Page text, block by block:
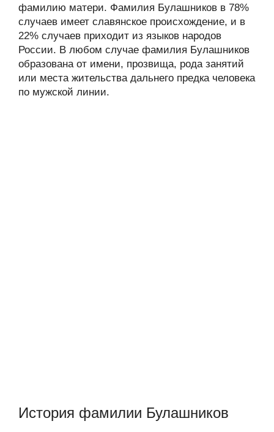
фамилию матери. Фамилия Булашников в 78%
случаев имеет славянское происхождение, и в
22% случаев приходит из языков народов
России. В любом случае фамилия Булашников
образована от имени, прозвища, рода занятий
или места жительства дальнего предка человека
по мужской линии.
История фамилии Булашников